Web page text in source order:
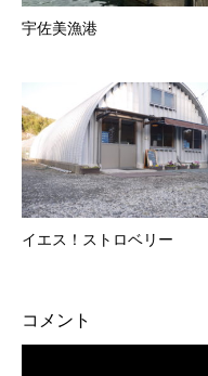
宇佐美漁港
イエス！ストロベリー
コメント